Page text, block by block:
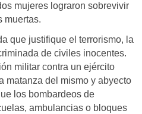
mujeres lograron sobrevivir
muertas.
que justifique el terrorismo, la
de civiles inocentes.
militar contra un ejército
matanza del mismo y abyecto
los bombardeos de
ambulancias o bloques